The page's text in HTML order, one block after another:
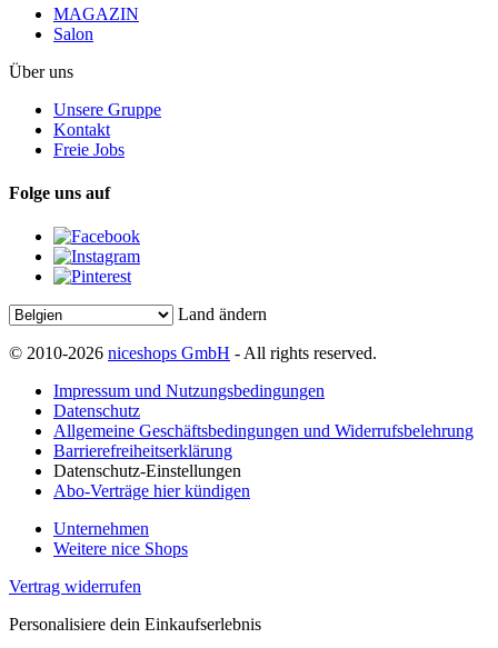
MAGAZIN
Salon
Über uns
Unsere Gruppe
Kontakt
Freie Jobs
Folge uns auf
Land ändern
© 2010-2026 niceshops GmbH - All rights reserved.
Impressum und Nutzungsbedingungen
Datenschutz
Allgemeine Geschäftsbedingungen und Widerrufsbelehrung
Barrierefreiheitserklärung
Datenschutz-Einstellungen
Abo-Verträge hier kündigen
Unternehmen
Weitere nice Shops
Vertrag widerrufen
Personalisiere dein Einkaufserlebnis